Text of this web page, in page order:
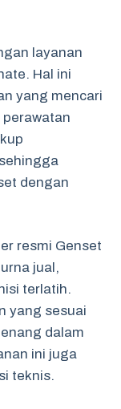
layanan
Hal ini
yang mencari
dengan
resmi Genset
jual,
terlatih.
yang sesuai
dalam
ini juga
teknis.